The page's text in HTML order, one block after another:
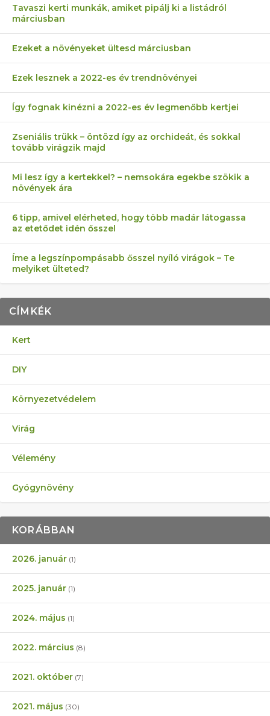
Tavaszi kerti munkák, amiket pipálj ki a listádról
márciusban
Ezeket a növényeket ültesd márciusban
Ezek lesznek a 2022-es év trendnövényei
Így fognak kinézni a 2022-es év legmenőbb kertjei
Zseniális trükk – öntözd így az orchideát, és sokkal
tovább virágzik majd
Mi lesz így a kertekkel? – nemsokára egekbe szökik a
növények ára
6 tipp, amivel elérheted, hogy több madár látogassa
az etetődet idén ősszel
Íme a legszínpompásabb ősszel nyíló virágok – Te
melyiket ülteted?
CÍMKÉK
Kert
DIY
Környezetvédelem
Virág
Vélemény
Gyógynövény
KORÁBBAN
2026. január (1)
2025. január (1)
2024. május (1)
2022. március (8)
2021. október (7)
2021. május (30)